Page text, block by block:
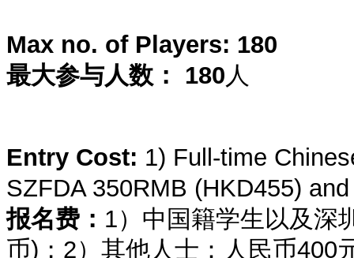
Max no. of Players: 180
最大参与人数：
180 人
Entry Cost: 1) Full-time
SZFDA 350RMB (HKD455)
报名费： 1）中国籍学生以及深
币)；2）其他人士：人民币400